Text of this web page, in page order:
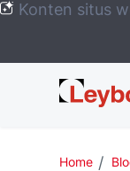
Konten situs
Leybold
Global
Home